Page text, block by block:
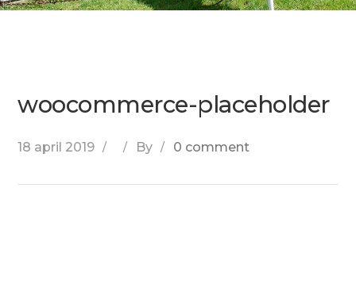
woocommerce-placeholder
18 april 2019 By 0 comment